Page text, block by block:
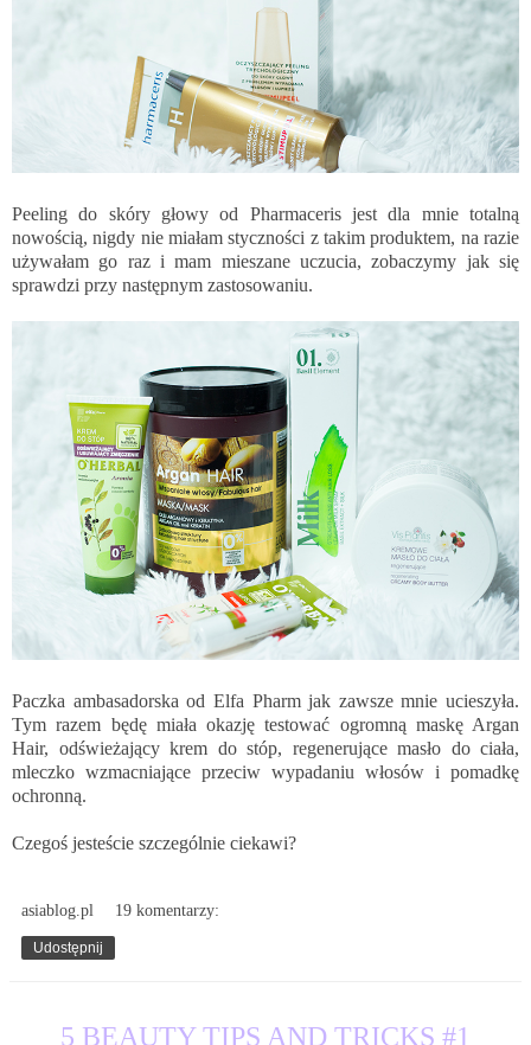
Peeling do skóry głowy od Pharmaceris jest dla mnie totalną
nowością, nigdy nie miałam styczności z takim produktem, na razie
używałam go raz i mam mieszane uczucia, zobaczymy jak się
sprawdzi przy następnym zastosowaniu.
Paczka ambasadorska od Elfa Pharm jak zawsze mnie ucieszyła.
Tym razem będę miała okazję testować ogromną maskę Argan
Hair, odświeżający krem do stóp, regenerujące masło do ciała,
mleczko wzmacniające przeciw wypadaniu włosów i pomadkę
ochronną.
Czegoś jesteście szczególnie ciekawi?
asiablog.pl 19 komentarzy:
Udostępnij
5 BEAUTY TIPS AND TRICKS #1